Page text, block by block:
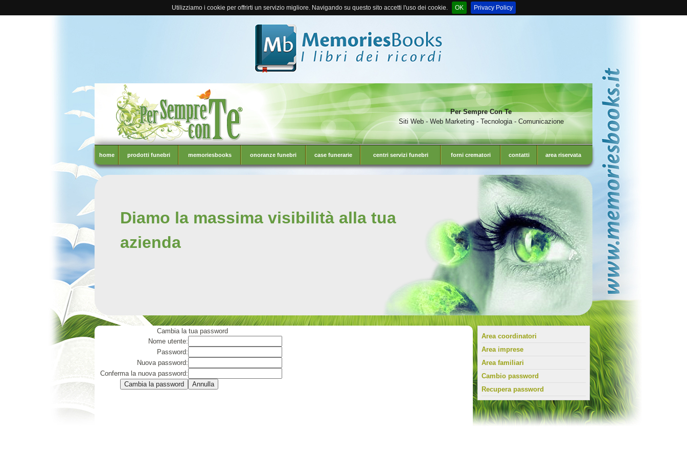
Utilizziamo i cookie per offrirti un servizio migliore. Navigando su questo sito accetti l'uso dei cookie. OK Privacy Policy
Per Sempre Con Te
Siti Web - Web Marketing - Tecnologia - Comunicazione
home prodotti funebri memoriesbooks onoranze funebri case funerarie centri servizi funebri forni crematori contatti area riservata
Diamo la massima visibilità alla tua
azienda
Cambia la tua password
Nome utente:
Password:
Nuova password:
Conferma la nuova password:
Area coordinatori
Area imprese
Area familiari
Cambio password
Recupera password